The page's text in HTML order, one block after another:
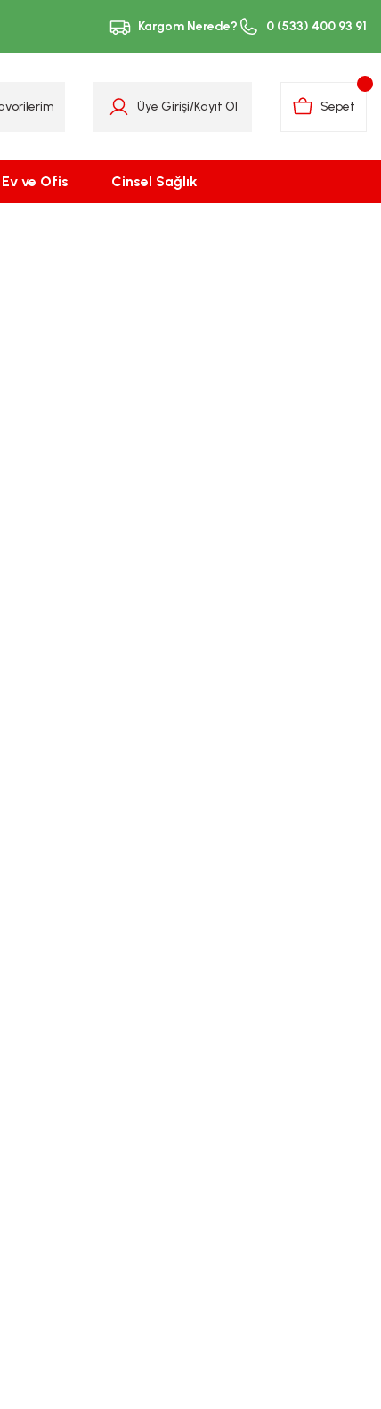
Kargom Nerede? 0 (533) 400 93 91
Üye Girişi/Kayıt Ol Sepet
Ev ve Ofis Cinsel Sağlık